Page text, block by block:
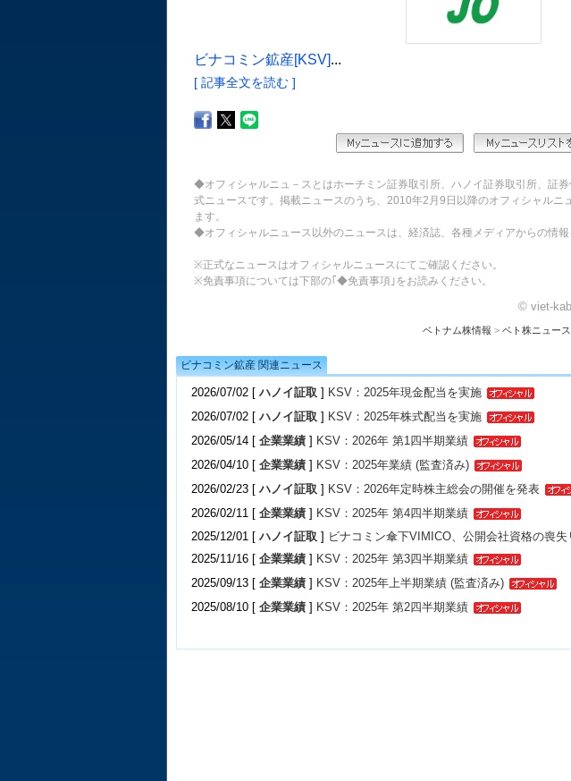
ビナコミン鉱産[KSV]...
[ 記事全文を読む ]
◆オフィシャルニュ－スとはホーチミン証券取引所、ハノイ証券取引所、証
式ニュースです。掲載ニュースのうち、2010年2月9日以降のオフィシャルニ
ます。
◆オフィシャルニュース以外のニュースは、経済誌、各種メディアからの情報
※正式なニュースはオフィシャルニュースにてご確認ください。
※免責事項については下部の｢◆免責事項｣をお読みください。
© viet-
ベトナム株情報 > ベト株ニュース
ビナコミン鉱産 関連ニュース
2026/07/02 [ ハノイ証取 ] KSV：2025年現金配当を実施
2026/07/02 [ ハノイ証取 ] KSV：2025年株式配当を実施
2026/05/14 [ 企業業績 ] KSV：2026年 第1四半期業績
2026/04/10 [ 企業業績 ] KSV：2025年業績 (監査済み)
2026/02/23 [ ハノイ証取 ] KSV：2026年定時株主総会の開催を発表
2026/02/11 [ 企業業績 ] KSV：2025年 第4四半期業績
2025/12/01 [ ハノイ証取 ] ビナコミン傘下VIMICO、公開会社資格の喪失
2025/11/16 [ 企業業績 ] KSV：2025年 第3四半期業績
2025/09/13 [ 企業業績 ] KSV：2025年上半期業績 (監査済み)
2025/08/10 [ 企業業績 ] KSV：2025年 第2四半期業績